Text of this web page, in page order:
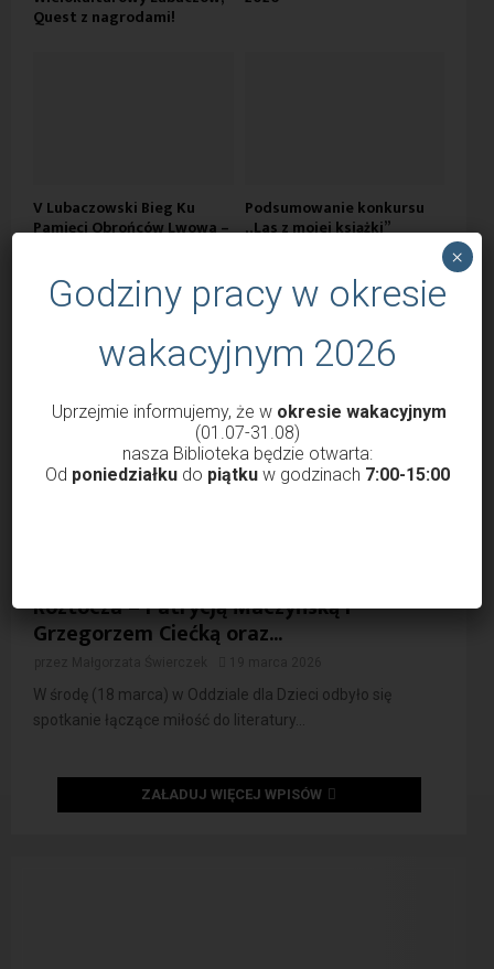
Quest z nagrodami!
V Lubaczowski Bieg Ku
Pamięci Obrońców Lwowa –
Podsumowanie konkursu
„Las z mojej książki”
Roztocza – Patrycją Maczyńską i
Grzegorzem Ciećką oraz...
W środę (18 marca) w Oddziale dla Dzieci odbyło się
spotkanie łączące miłość do literatury...
ZAŁADUJ WIĘCEJ WPISÓW
Godziny pracy w okresie
wakacyjnym 2026
Uprzejmie informujemy, że w okresie wakacyjnym
(01.07-31.08)
nasza Biblioteka będzie otwarta:
Od poniedziałkudo piątkuw godzinach 7:00-15:00
×